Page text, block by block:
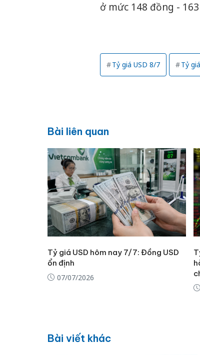
ở mức 148 đồng -
Tỷ giá USD 8/7 Tỷ
Bài liên quan
Tỷ giá USD hôm nay 7/7: Đồng USD
ổn định
07/07/2026
Bài viết khác